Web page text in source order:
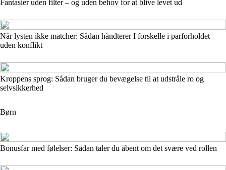
Fantasier uden filter – og uden behov for at blive levet ud
Når lysten ikke matcher: Sådan håndterer I forskelle i parforholdet
uden konflikt
Kroppens sprog: Sådan bruger du bevægelse til at udstråle ro og
selvsikkerhed
Børn
Bonusfar med følelser: Sådan taler du åbent om det svære ved rollen